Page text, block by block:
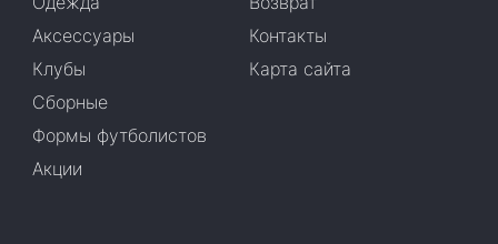
Аксессуары
Клубы
Сборные
Формы футболистов
Акции
Контакты
Карта сайта